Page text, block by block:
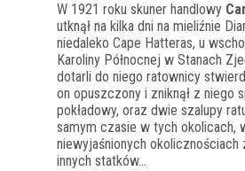
W 1921 roku skuner handlowy
utknął na kilka dni na mieliźnie
niedaleko Cape Hatteras, u
Karoliny Północnej w Stanach
dotarli do niego ratownicy
on opuszczony i zniknął z niego
pokładowy, oraz dwie szalupy
samym czasie w tych okolicach,
niewyjaśnionych okolicznościach
innych statków…